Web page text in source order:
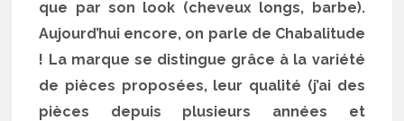
que par son look (cheveux longs, barbe).
Aujourd’hui encore, on parle de Chabalitude
! La marque se distingue grâce à la variété
de pièces proposées, leur qualité (j’ai des
pièces depuis plusieurs années et